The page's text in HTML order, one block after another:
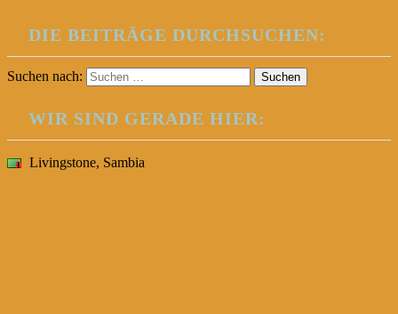
DIE BEITRÄGE DURCHSUCHEN:
Suchen nach:
WIR SIND GERADE HIER:
Livingstone, Sambia